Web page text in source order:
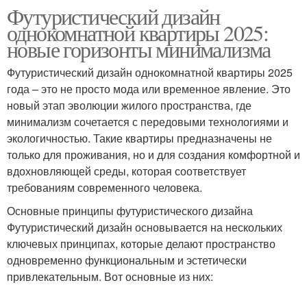
Футуристический дизайн
однокомнатной квартиры 2025:
новые горизонты минимализма
Футуристический дизайн однокомнатной квартиры 2025
года – это не просто мода или временное явление. Это
новый этап эволюции жилого пространства, где
минимализм сочетается с передовыми технологиями и
экологичностью. Такие квартиры предназначены не
только для проживания, но и для создания комфортной и
вдохновляющей среды, которая соответствует
требованиям современного человека.
Основные принципы футуристического дизайна
Футуристический дизайн основывается на нескольких
ключевых принципах, которые делают пространство
одновременно функциональным и эстетически
привлекательным. Вот основные из них: